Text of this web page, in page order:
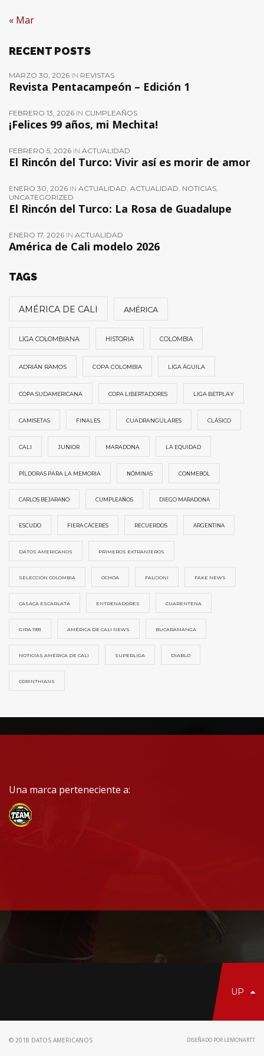
« Mar
RECENT POSTS
MARZO 30, 2026 IN REVISTAS
Revista Pentacampeón – Edición 1
FEBRERO 13, 2026 IN CUMPLEAÑOS
¡Felices 99 años, mi Mechita!
FEBRERO 5, 2026 IN ACTUALIDAD
El Rincón del Turco: Vivir así es morir de amor
ENERO 30, 2026 IN ACTUALIDAD, ACTUALIDAD, NOTICIAS,
UNCATEGORIZED
El Rincón del Turco: La Rosa de Guadalupe
ENERO 17, 2026 IN ACTUALIDAD
América de Cali modelo 2026
TAGS
AMÉRICA DE CALI AMÉRICA
LIGA COLOMBIANA HISTORIA COLOMBIA
ADRIÁN RAMOS COPA COLOMBIA LIGA ÁGUILA
COPA SUDAMERICANA COPA LIBERTADORES LIGA BETPLAY
CAMISETAS FINALES CUADRANGULARES CLÁSICO
CALI JUNIOR MARADONA LA EQUIDAD
PÍLDORAS PARA LA MEMORIA NÓMINAS CONMEBOL
CARLOS BEJARANO CUMPLEAÑOS DIEGO MARADONA
ESCUDO FIERA CÁCERES RECUERDOS ARGENTINA
DATOS AMERICANOS PRIMEROS EXTRANJEROS
SELECCIÓN COLOMBIA OCHOA FALCIONI FAKE NEWS
CASACA ESCARLATA ENTRENADORES CUARENTENA
GIRA 1931 AMÉRICA DE CALI NEWS BUCARAMANGA
NOTICIAS AMÉRICA DE CALI SUPERLIGA DIABLO
CORINTHIANS
Una marca perteneciente a:
UP
© 2018 DATOS AMERICANOS DISEÑADO POR LEMONARTT